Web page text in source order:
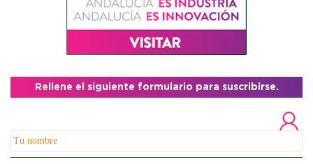
Rellene el siguiente formulario para suscribirse.